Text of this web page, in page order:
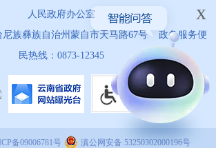
人民政府办公室
尼族彝族自治州蒙自市天马路67号 政务服务便
民热线：0873-12345
x
备09006781号 滇公网安备 53250302000196号